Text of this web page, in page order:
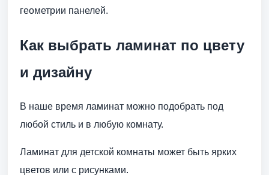
геометрии панелей.
Как выбрать ламинат по цвету
и дизайну
В наше время ламинат можно подобрать под
любой стиль и в любую комнату.
Ламинат для детской комнаты может быть ярких
цветов или с рисунками.